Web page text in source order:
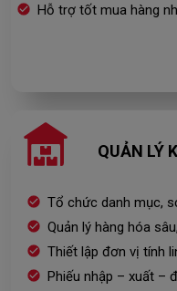
QUẢN LÝ
Tổ chức danh mục,
Quản lý hàng hóa
Thiết lập đơn vị tính
Phiếu nhập – xuất –
Hỗ trợ tốt mua hàng